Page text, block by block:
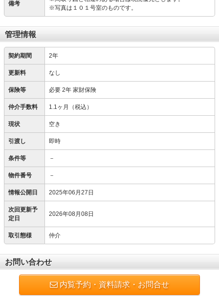
備考
※写真は１０１号室のものです。
管理情報
契約期間 2年
更新料 なし
保険等 必要 2年 家財保険
仲介手数料 1.1ヶ月（税込）
現状 空き
引渡し 即時
条件等 －
物件番号 －
情報公開日 2025年06月27日
次回更新予
定日
2026年08月08日
取引態様 仲介
お問い合わせ
内覧予約・資料請求・お問合せ